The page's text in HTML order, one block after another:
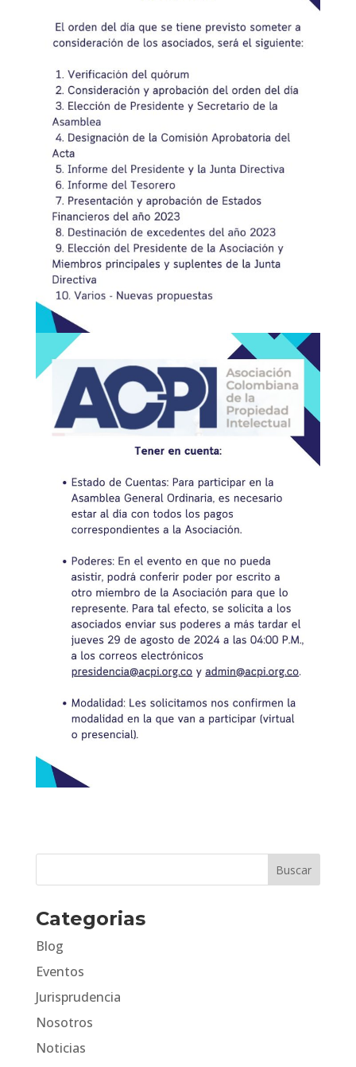
Categorias
Blog
Eventos
Jurisprudencia
Nosotros
Noticias